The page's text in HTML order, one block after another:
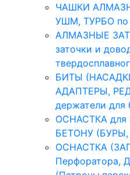
ЧАШКИ
УШМ, ТУРБО по
АЛМАЗНЫЕ
заточки и
БИТЫ
АДАПТЕРЫ,
держатели для
ОСНАСТКА для
БЕТОНУ
ОСНАСТКА
Перфоратора,